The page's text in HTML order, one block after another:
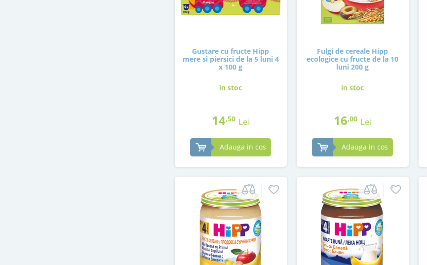
Gustare cu fructe Hipp
mere si piersici de la 5 luni 4
x 100 g
in stoc
14,50 Lei
Adauga in cos
Fulgi de cereale Hipp
ecologice cu fructe de la 10
luni 200 g
in stoc
16,00 Lei
Adauga in cos